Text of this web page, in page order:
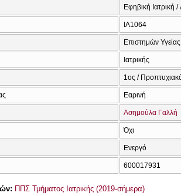
Εφηβική
ΙΑ1064
Επιστημών Υγείας
Ιατρικής
1ος /
Εαρινή
Ασημούλα Γαλλή
Όχι
Ενεργό
600017931
ΠΠΣ Τμήματος Ιατρικής (2019-σήμερα)